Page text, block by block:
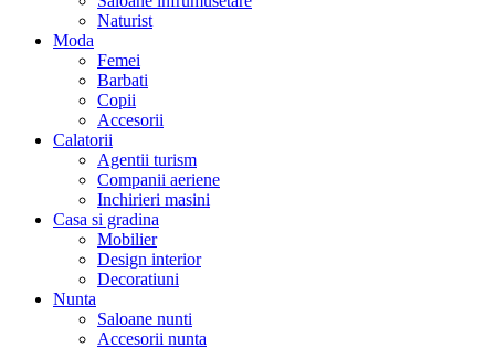
Naturist
Moda
Femei
Barbati
Copii
Accesorii
Calatorii
Agentii turism
Companii aeriene
Inchirieri masini
Casa si gradina
Mobilier
Design interior
Decoratiuni
Nunta
Saloane nunti
Accesorii nunta